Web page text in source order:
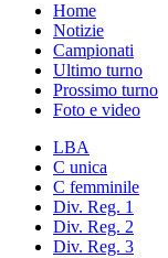
Home
Notizie
Campionati
Ultimo turno
Prossimo turno
Foto e video
LBA
C unica
C femminile
Div. Reg. 1
Div. Reg. 2
Div. Reg. 3